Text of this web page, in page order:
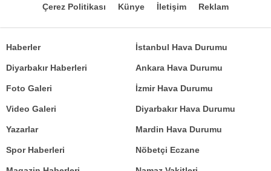
Çerez Politikası
Künye İletişim Reklam
Haberler
Diyarbakır Haberleri
Foto Galeri
Video Galeri
Yazarlar
İstanbul Hava Durumu
Ankara Hava Durumu
İzmir Hava Durumu
Diyarbakır Hava Durumu
Mardin Hava Durumu
Spor Haberleri Nöbetçi Eczane